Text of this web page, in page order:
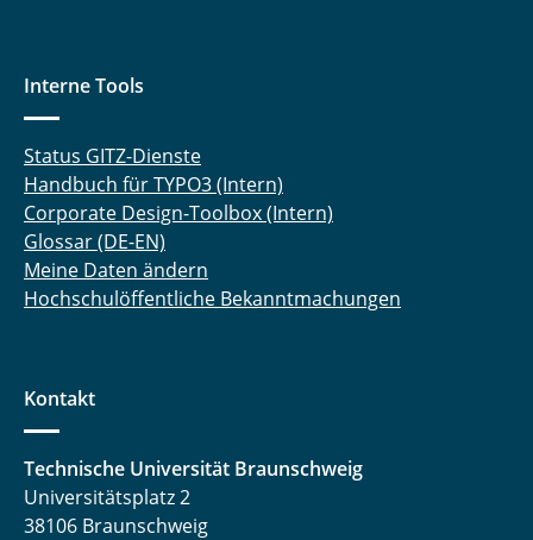
Interne Tools
Status GITZ-Dienste
Handbuch für TYPO3 (Intern)
Corporate Design-Toolbox (Intern)
Glossar (DE-EN)
Meine Daten ändern
Hochschulöffentliche Bekanntmachungen
Kontakt
Technische Universität Braunschweig
Universitätsplatz 2
38106 Braunschweig